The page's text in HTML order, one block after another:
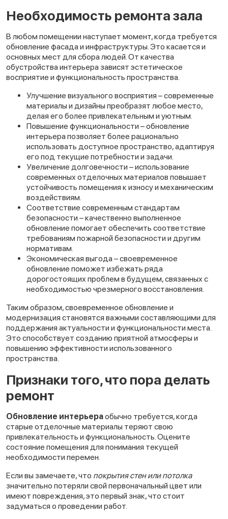
Необходимость ремонта зала
В любом помещении наступает момент, когда требуется
обновление фасада и инфраструктуры. Это касается и
основных мест для сбора людей. От качества
обустройства интерьера зависят эстетическое
восприятие и функциональность пространства.
Улучшение визуального восприятия – современные
материалы и дизайны преобразят любое место,
делая его более привлекательным и уютным.
Повышение функциональности – обновление
интерьера позволяет более рационально
использовать доступное пространство, адаптируя
его под текущие потребности и задачи.
Увеличение долговечности – использование
современных отделочных материалов повышает
устойчивость помещения к износу и механическим
воздействиям.
Соответствие современным стандартам
безопасности – качественно выполненное
обновление помогает обеспечить соответствие
требованиям пожарной безопасности и другим
нормативам.
Экономическая выгода – своевременное
обновление поможет избежать ряда
дорогостоящих проблем в будущем, связанных с
необходимостью чрезмерного восстановления.
Таким образом, своевременное обновление и
модернизация становятся важными составляющими для
поддержания актуальности и функциональности места.
Это способствует созданию приятной атмосферы и
повышению эффективности использованного
пространства.
Признаки того, что пора делать
ремонт
Обновление интерьераобычно требуется, когда
старые отделочные материалы теряют свою
привлекательность и функциональность. Оцените
состояние помещения для понимания текущей
необходимости перемен.
Если вы замечаете, что покрытия стен или потолка
значительно потеряли свой первоначальный цвет или
имеют повреждения, это первый знак, что стоит
задуматься о проведении работ.